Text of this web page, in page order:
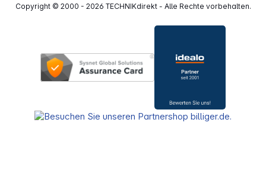
Copyright © 2000 - 2026 TECHNIKdirekt - Alle Rechte vorbehalten.